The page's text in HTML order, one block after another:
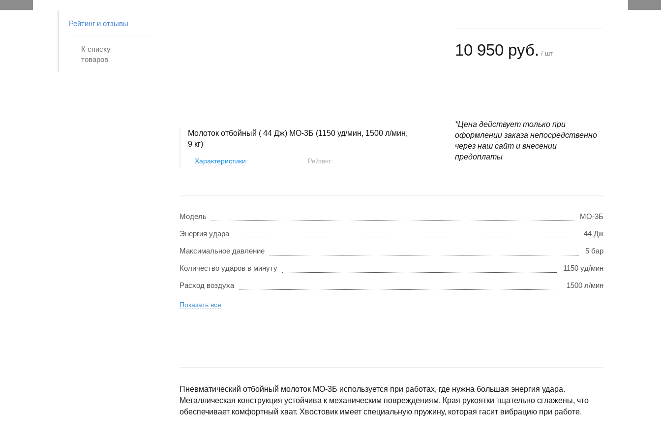
Рейтинг и отзывы
К списку
товаров
Молоток отбойный ( 44 Дж) МО-3Б (1150 уд/мин, 1500 л/мин,
9 кг)
Характеристики Рейтинг:
10 950 руб. / шт
*Цена действует только при
оформлении заказа непосредственно
через наш сайт и внесении
предоплаты
Модель МО-3Б
Энергия удара 44 Дж
Максимальное давление 5 бар
Количество ударов в минуту 1150 уд/мин
Расход воздуха 1500 л/мин
Показать все
Пневматический отбойный молоток МО-3Б используется при работах, где нужна большая энергия удара.
Металлическая конструкция устойчива к механическим повреждениям. Края рукоятки тщательно сглажены, что
обеспечивает комфортный хват. Хвостовик имеет специальную пружину, которая гасит вибрацию при работе.